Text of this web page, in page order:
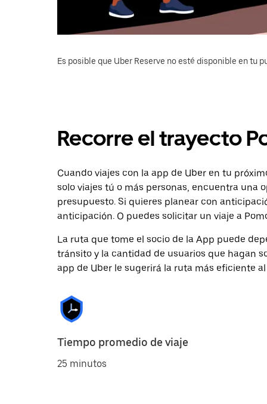
Es posible que Uber Reserve no esté disponible en tu
Recorre el trayecto
Cuando viajes con la app de Uber en tu
solo viajes tú o más personas, encuentra una
presupuesto. Si quieres planear con
anticipación. O puedes solicitar un viaje a
La ruta que tome el socio de la App puede
tránsito y la cantidad de usuarios que hagan
app de Uber le sugerirá la ruta más eficiente
Tiempo promedio de viaje
25 minutos